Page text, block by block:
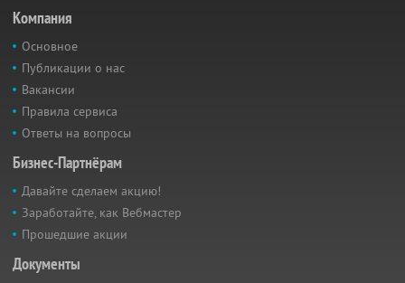
Компания
Основное
Публикации о нас
Вакансии
Правила сервиса
Ответы на вопросы
Бизнес-Партнёрам
Давайте сделаем акцию!
Заработайте, как Вебмастер
Прошедшие акции
Документы